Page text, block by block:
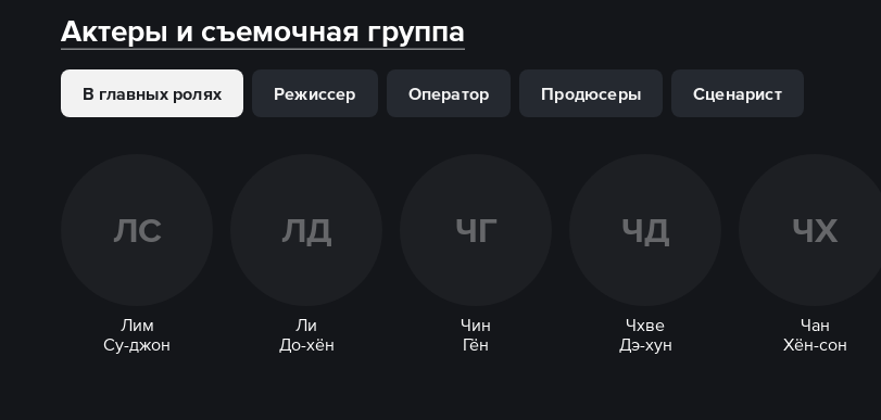
Актеры и съемочная группа
В главных ролях Режиссер Оператор Продюсеры Сценарист
ЛС
Лим
Су-джон
ЛД
Ли
До-хён
ЧГ
Чин
Гён
ЧД
Чхве
Дэ-хун
ЧХ
Чан
Хён-сон